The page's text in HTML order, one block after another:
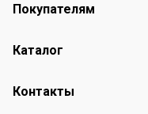
Покупателям
Каталог
Контакты